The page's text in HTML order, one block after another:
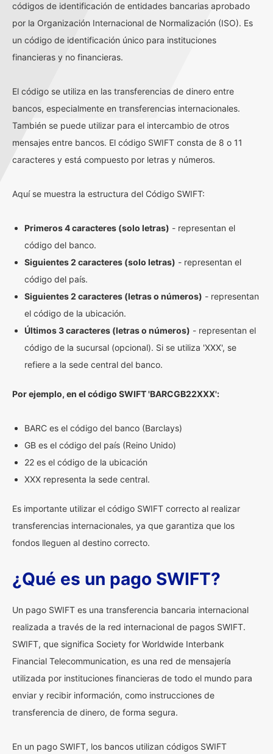
códigos de identificación de entidades bancarias aprobado
por la Organización Internacional de Normalización (ISO). Es
un código de identificación único para instituciones
financieras y no financieras.
El código se utiliza en las transferencias de dinero entre
bancos, especialmente en transferencias internacionales.
También se puede utilizar para el intercambio de otros
mensajes entre bancos. El código SWIFT consta de 8 o 11
caracteres y está compuesto por letras y números.
Aquí se muestra la estructura del Código SWIFT:
Primeros 4 caracteres (solo letras) - representan el
código del banco.
Siguientes 2 caracteres (solo letras) - representan el
código del país.
Siguientes 2 caracteres (letras o números) - representan
el código de la ubicación.
Últimos 3 caracteres (letras o números) - representan el
código de la sucursal (opcional). Si se utiliza 'XXX', se
refiere a la sede central del banco.
Por ejemplo, en el código SWIFT 'BARCGB22XXX':
BARC es el código del banco (Barclays)
GB es el código del país (Reino Unido)
22 es el código de la ubicación
XXX representa la sede central.
Es importante utilizar el código SWIFT correcto al realizar
transferencias internacionales, ya que garantiza que los
fondos lleguen al destino correcto.
¿Qué es un pago SWIFT?
Un pago SWIFT es una transferencia bancaria internacional
realizada a través de la red internacional de pagos SWIFT.
SWIFT, que significa Society for Worldwide Interbank
Financial Telecommunication, es una red de mensajería
utilizada por instituciones financieras de todo el mundo para
enviar y recibir información, como instrucciones de
transferencia de dinero, de forma segura.
En un pago SWIFT, los bancos utilizan códigos SWIFT